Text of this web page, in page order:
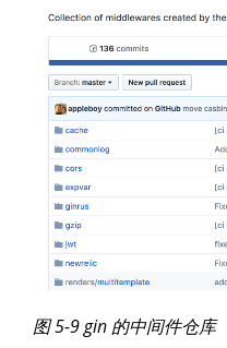
图 5-9 gin 的中间件仓库